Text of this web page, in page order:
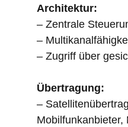
Architektur:
– Zentrale
–
– Zugriff über
Übertragung:
–
Mobilfunkanbieter,